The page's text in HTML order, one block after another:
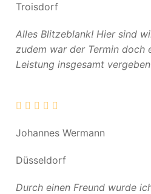
Troisdorf
Alles Blitzeblank! Hier sind
zudem war der Termin doch
Leistung insgesamt
Johannes Wermann
Düsseldorf
Durch einen Freund wurde